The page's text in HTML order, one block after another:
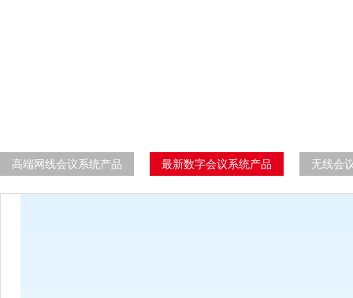
高端网线会议系统产品 最新数字会议系统产品 无线会